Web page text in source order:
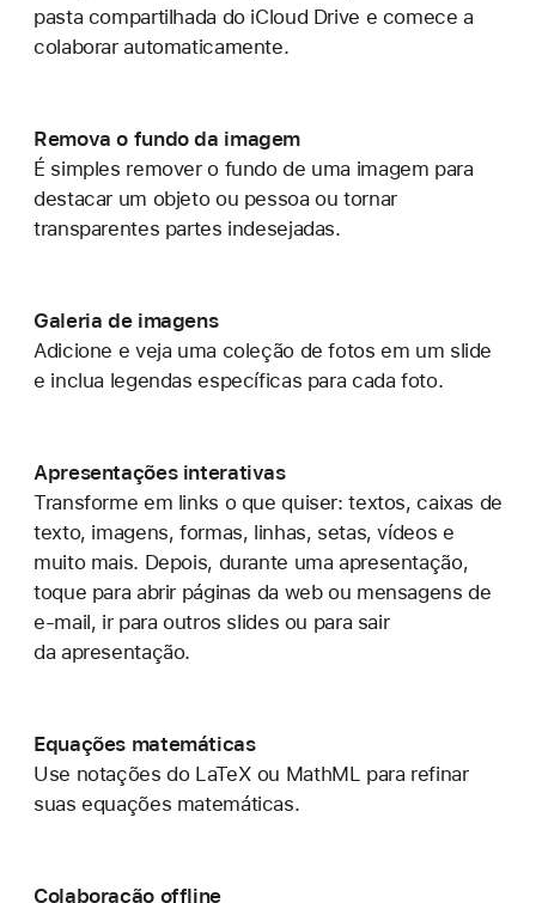
pasta compartilhada do iCloud Drive e comece a
colaborar automaticamente.
Remova o fundo da imagem
É simples remover o fundo de uma imagem para
destacar um objeto ou pessoa ou tornar
transparentes partes indesejadas.
Galeria de imagens
Adicione e veja uma coleção de fotos em um slide
e inclua legendas específicas para cada foto.
Apresentações interativas
Transforme em links o que quiser: textos, caixas de
texto, imagens, formas, linhas, setas, vídeos e
muito mais. Depois, durante uma apresentação,
toque para abrir páginas da web ou mensagens de
e-mail, ir para outros slides ou para sair
da apresentação.
Equações matemáticas
Use notações do LaTeX ou MathML para refinar
suas equações matemáticas.
Colaboração offline